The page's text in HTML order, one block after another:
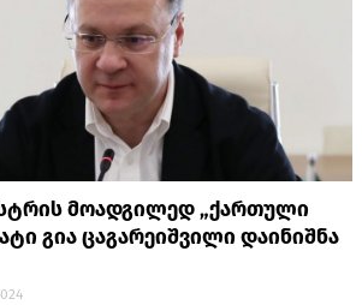
მოადგილედ „ქართული
გია ცაგარეიშვილი დაინიშნა